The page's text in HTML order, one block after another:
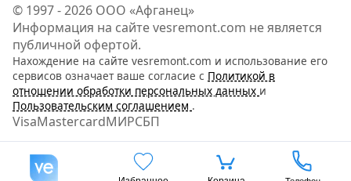
© 1997 - 2026 ООО «Афганец»
Информация на сайте vesremont.com не является
публичной офертой.
Нахождение на сайте vesremont.com и использование его
сервисов означает ваше согласие с Политикой в
отношении обработки персональных данных и
Пользовательским соглашением .
VisaMastercardМИРСБП